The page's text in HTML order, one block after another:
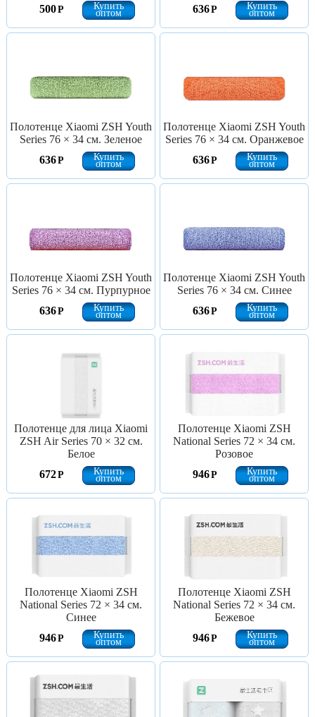
500Р Купить
оптом
636Р Купить
оптом
Полотенце Xiaomi ZSH Youth
Series 76 × 34 см. Зеленое
636Р Купить
оптом
Полотенце Xiaomi ZSH Youth
Series 76 × 34 см. Оранжевое
636Р Купить
оптом
Полотенце Xiaomi ZSH Youth
Series 76 × 34 см. Пурпурное
636Р Купить
оптом
Полотенце Xiaomi ZSH Youth
Series 76 × 34 см. Синее
636Р Купить
оптом
Полотенце для лица Xiaomi
ZSH Air Series 70 × 32 см.
Белое
672Р Купить
оптом
Полотенце Xiaomi ZSH
National Series 72 × 34 см.
Розовое
946Р Купить
оптом
Полотенце Xiaomi ZSH
National Series 72 × 34 см.
Синее
946Р Купить
оптом
Полотенце Xiaomi ZSH
National Series 72 × 34 см.
Бежевое
946Р Купить
оптом